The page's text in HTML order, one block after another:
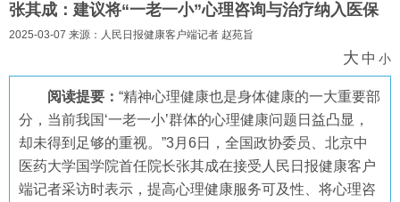
张其成：建议将“一老一小”心理咨询与治疗纳入医保
2025-03-07 来源：人民日报健康客户端记者 赵苑旨
大 中 小
阅读提要： “精神心理健康也是身体健康的一大重要部
分，当前我国‘一老一小’群体的心理健康问题日益凸显，
却未得到足够的重视。”3月6日，全国政协委员、北京中
医药大学国学院首任院长张其成在接受人民日报健康客户
端记者采访时表示，提高心理健康服务可及性、将心理咨